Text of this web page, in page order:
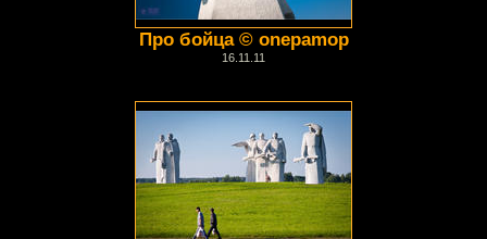
Про бойца © onepamop
16.11.11